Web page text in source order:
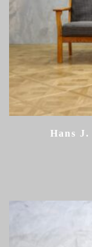
Hans J.